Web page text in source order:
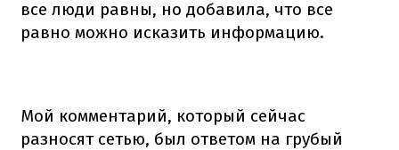
все люди равны, но добавила, что все
равно можно исказить информацию.
Мой комментарий, который сейчас
разносят сетью, был ответом на грубый